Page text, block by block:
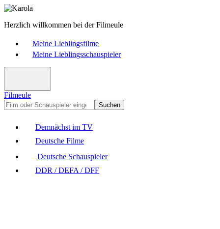
Herzlich willkommen bei der Filmeule
Meine Lieblingsfilme
Meine Lieblingsschauspieler
Filmeule
Suchen
Demnächst im TV
Deutsche Filme
Deutsche Schauspieler
DDR / DEFA / DFF